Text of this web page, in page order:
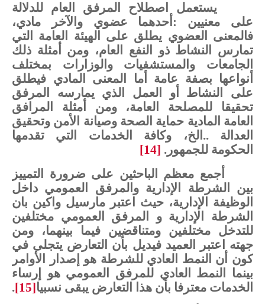
يستعمل
اصطلاح المرفق العام للدلالة
على
معنيين : أحدهما عضوي والآخر
مادي،
فالمعنى
العضوي يطلق على الهيئة العامة
التي
تمارس
النشاط ذو النفع العام، ومن أمثلة ذلك
الجامعات
والمستشفيات والوزارات
بمختلف
أنواعها بصفة عامة أما المعنى المادي فيطلق
على
النشاط أو العمل الذي يمارسه
المرفق
تحقيقا
للمصلحة العامة، ومن أمثلة
المرافق
العامة المادية حماية الصحة وصيانة الأمن وتحقيق
العدالة .. الخ، وكافة الخدمات التي
تقدمها
الحكومة للجمهور. [14]
أجمع معظم الباحثين على ضرورة
التمييز
بين
الشرطة الإدارية والمرفق العمومي داخل
الوظيفة
الإدارية، حيث اعتبر مارسيل واكين بان
الشرطة
الإدارية و المرفق العمومي مختلفين
للتدخل مختلفين ومتناقضين فيما بينهما،
ومن
جهته
اعتبر العميد فيديل بأن التعارض يتجلى في
كون أن النمط العادي للشرطة هو إصدار
الأوامر
بينما
النمط العادي للمرفق العمومي هو
إرساء
الخدمات معترفا بأن هذا التعارض يبقى نسبيا[15]
.